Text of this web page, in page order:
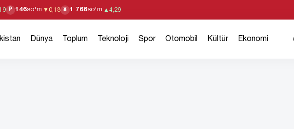
₽ 146so'm ▼ 0,18 ¥ 1 766so'm ▲ 4,29
Dünya Toplum Teknoloji Spor Otomobil Kültür Ekonomi